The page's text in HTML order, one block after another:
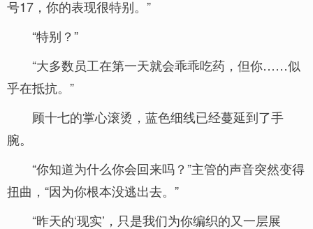
号17，你的表现很特别。”
“特别？”
“大多数员工在第一天就会乖乖吃药，但你……似
乎在抵抗。”
顾十七的掌心滚烫，蓝色细线已经蔓延到了手
腕。
“你知道为什么你会回来吗？”主管的声音突然变得
扭曲，“因为你根本没逃出去。”
“昨天的‘现实’，只是我们为你编织的又一层展